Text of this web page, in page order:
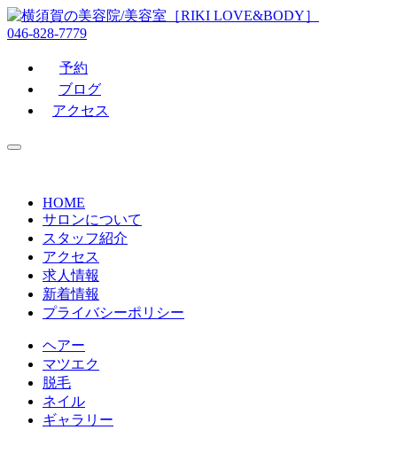
046-828-7779
予約
ブログ
アクセス
HOME
サロンについて
スタッフ紹介
アクセス
求人情報
新着情報
プライバシーポリシー
ヘアー
マツエク
脱毛
ネイル
ギャラリー